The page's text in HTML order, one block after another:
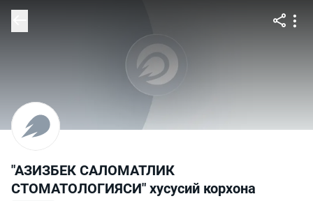
"АЗИЗБЕК САЛОМАТЛИК
СТОМАТОЛОГИЯСИ" хусусий корхона